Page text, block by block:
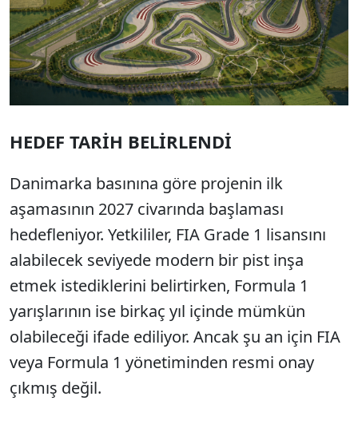
HEDEF TARİH BELİRLENDİ
Danimarka basınına göre projenin ilk
aşamasının 2027 civarında başlaması
hedefleniyor. Yetkililer, FIA Grade 1 lisansını
alabilecek seviyede modern bir pist inşa
etmek istediklerini belirtirken, Formula 1
yarışlarının ise birkaç yıl içinde mümkün
olabileceği ifade ediliyor. Ancak şu an için FIA
veya Formula 1 yönetiminden resmi onay
çıkmış değil.